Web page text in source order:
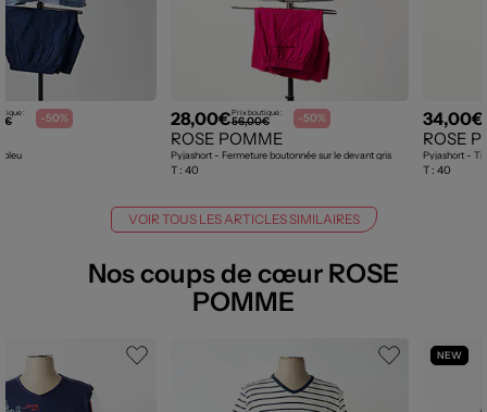
: -50%
bleu
28,00€Prix boutique :
56,00€ -50%
ROSE POMME
Pyjashort - Fermeture boutonnée sur le devant gris
T : 40
34,00€
ROSE
Pyjashort -
T : 40
VOIR TOUS LES ARTICLES SIMILAIRES
Nos coups de cœur ROSE
POMME
NEW